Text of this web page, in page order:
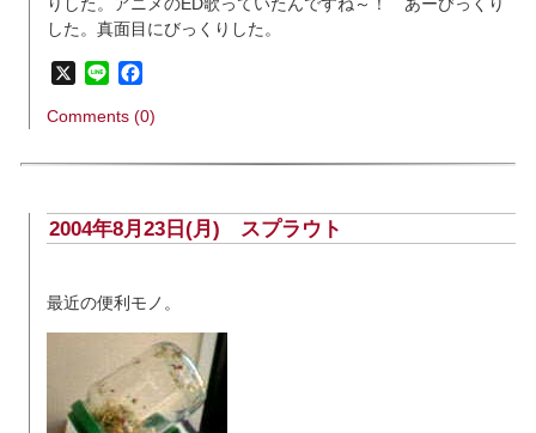
した。真面目にびっくりした。
X Line
Comments (0)
2004年8月23日(月) スプラウト
最近の便利モノ。